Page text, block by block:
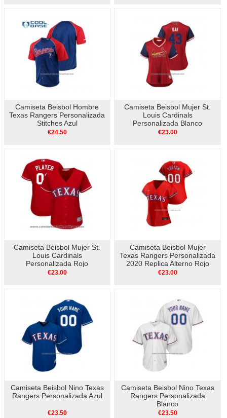
Camiseta Beisbol Hombre
Texas Rangers Personalizada
Stitches Azul
€24.50
Camiseta Beisbol Mujer St.
Louis Cardinals
Personalizada Blanco
€23.00
Camiseta Beisbol Mujer St.
Louis Cardinals
Personalizada Rojo
€23.00
Camiseta Beisbol Mujer
Texas Rangers Personalizada
2020 Replica Alterno Rojo
€23.00
Camiseta Beisbol Nino Texas
Rangers Personalizada Azul
€23.50
Camiseta Beisbol Nino Texas
Rangers Personalizada
Blanco
€23.50